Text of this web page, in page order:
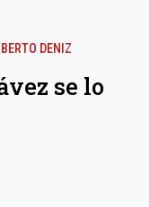
DENIZ
se lo